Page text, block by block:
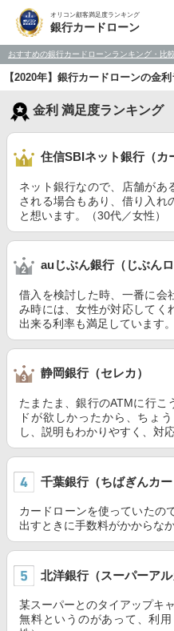
オリコン顧客満足度ランキング
銀行カードローン
おすすめの銀行カードローンランキング・比較
【2020年】銀行カードローンの金
金利 満足度ランキング
住信SBIネット銀行（カ
ネット銀行なので、店舗があ
される場合もあり、借り入れ
と想います。（30代／女性）
auじぶん銀行（じぶんロ
借入を検討した時、一番に会
み時には、女性が対応してく
出来る利率も満足しています
静岡銀行（セレカ）
たまたま、銀行のATMに行こ
ドが欲しかったから、ちょ
し、説明もわかりやすく、対
千葉銀行（ちばぎんカー
カードローンを使っていたの
出すときに手数料がかからな
北洋銀行（スーパーアル
某スーパーとのタイアップキ
無料というのがあって、利